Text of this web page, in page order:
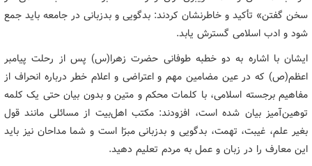
سخن گفتن» تأکید و خاطرنشان کردند: بدگویی و بدزبانی در جامعه باید جمع
شود و ادب اسلامی گسترش یابد.
ایشان با اشاره به دو خطبه طوفانی حضرت زهرا(س) پس از رحلت پیامبر
اعظم(ص) که در عین مضامین مهم و اعتراضی و اعلام خطر درباره انحراف از
مفاهیم برجسته اسلامی، با کلمات محکم و متین و بدون بیان حتی یک کلمه
توهین‌آمیز بیان شده است، افزودند: مکتب اهل‌بیت از مسائلی مانند قول
بغیر علم، غیبت، تهمت، بدگویی و بدزبانی مبرّا است و شما مداحان نیز باید
این معارف را در زبان و عمل به مردم تعلیم دهید.